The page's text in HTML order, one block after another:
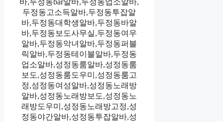
바,두정동bar알바,두정동업소알바,
두정동고소득알바,두정동투잡알
바,두정동대학생알바,두정동바알
바,두정동보도사무실,두정동여우
알바,두정동악녀알바,두정동퍼블
릭알바,두정동테이블알바,두정동
업소알바,성정동룸알바,성정동룸
보도,성정동룸도우미,성정동룸고
정,성정동여성알바,성정동노래방
알바,성정동노래방보도,성정동노
래방도우미,성정동노래방고정,성
정동야간알바,성정동투잡알바,성